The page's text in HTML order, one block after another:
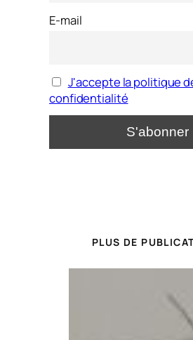
E-mail
J'accepte la politique
confidentialité
PLUS DE